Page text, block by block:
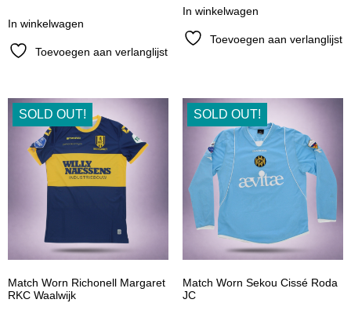
In winkelwagen
Toevoegen aan verlanglijst
In winkelwagen
Toevoegen aan verlanglijst
SOLD OUT!
Match Worn Richonell Margaret
RKC Waalwijk
SOLD OUT!
Match Worn Sekou Cissé Roda
JC